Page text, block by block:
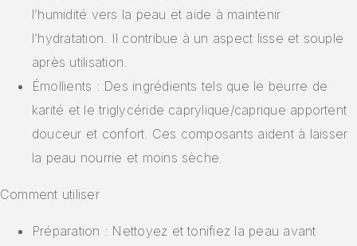
l’humidité vers la peau et aide à maintenir
l’hydratation. Il contribue à un aspect lisse et souple
après utilisation.
Émollients : Des ingrédients tels que le beurre de
karité et le triglycéride caprylique/caprique apportent
douceur et confort. Ces composants aident à laisser
la peau nourrie et moins sèche.
Comment utiliser
Préparation : Nettoyez et tonifiez la peau avant